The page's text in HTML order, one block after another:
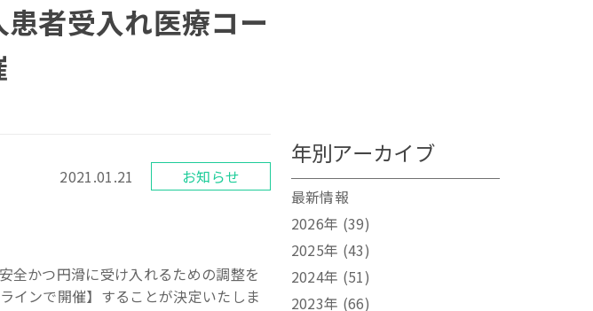
者受入れ医療コー
2021.01.21 お知らせ
全かつ円滑に受け入れるための調整を
インで開催】することが決定いたしま
年別アーカイブ
最新情報
2026年 (39)
2025年 (43)
2024年 (51)
2023年 (66)